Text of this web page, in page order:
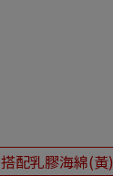
搭配乳膠海綿(黃)